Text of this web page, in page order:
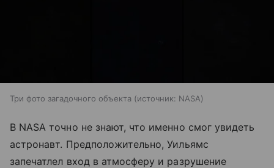
Три фото загадочного объекта источник: NASA
В NASA точно не знают, что именно смог увидеть
астронавт. Предположительно, Уильямс
запечатлел вход в атмосферу и разрушение